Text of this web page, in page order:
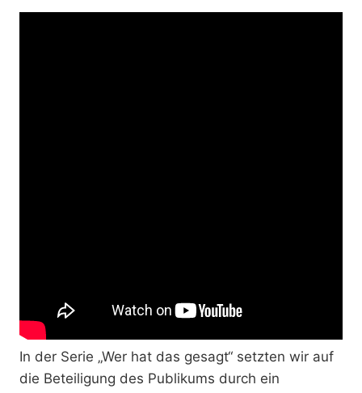
In der Serie „Wer hat das gesagt“ setzten wir auf
die Beteiligung des Publikums durch ein